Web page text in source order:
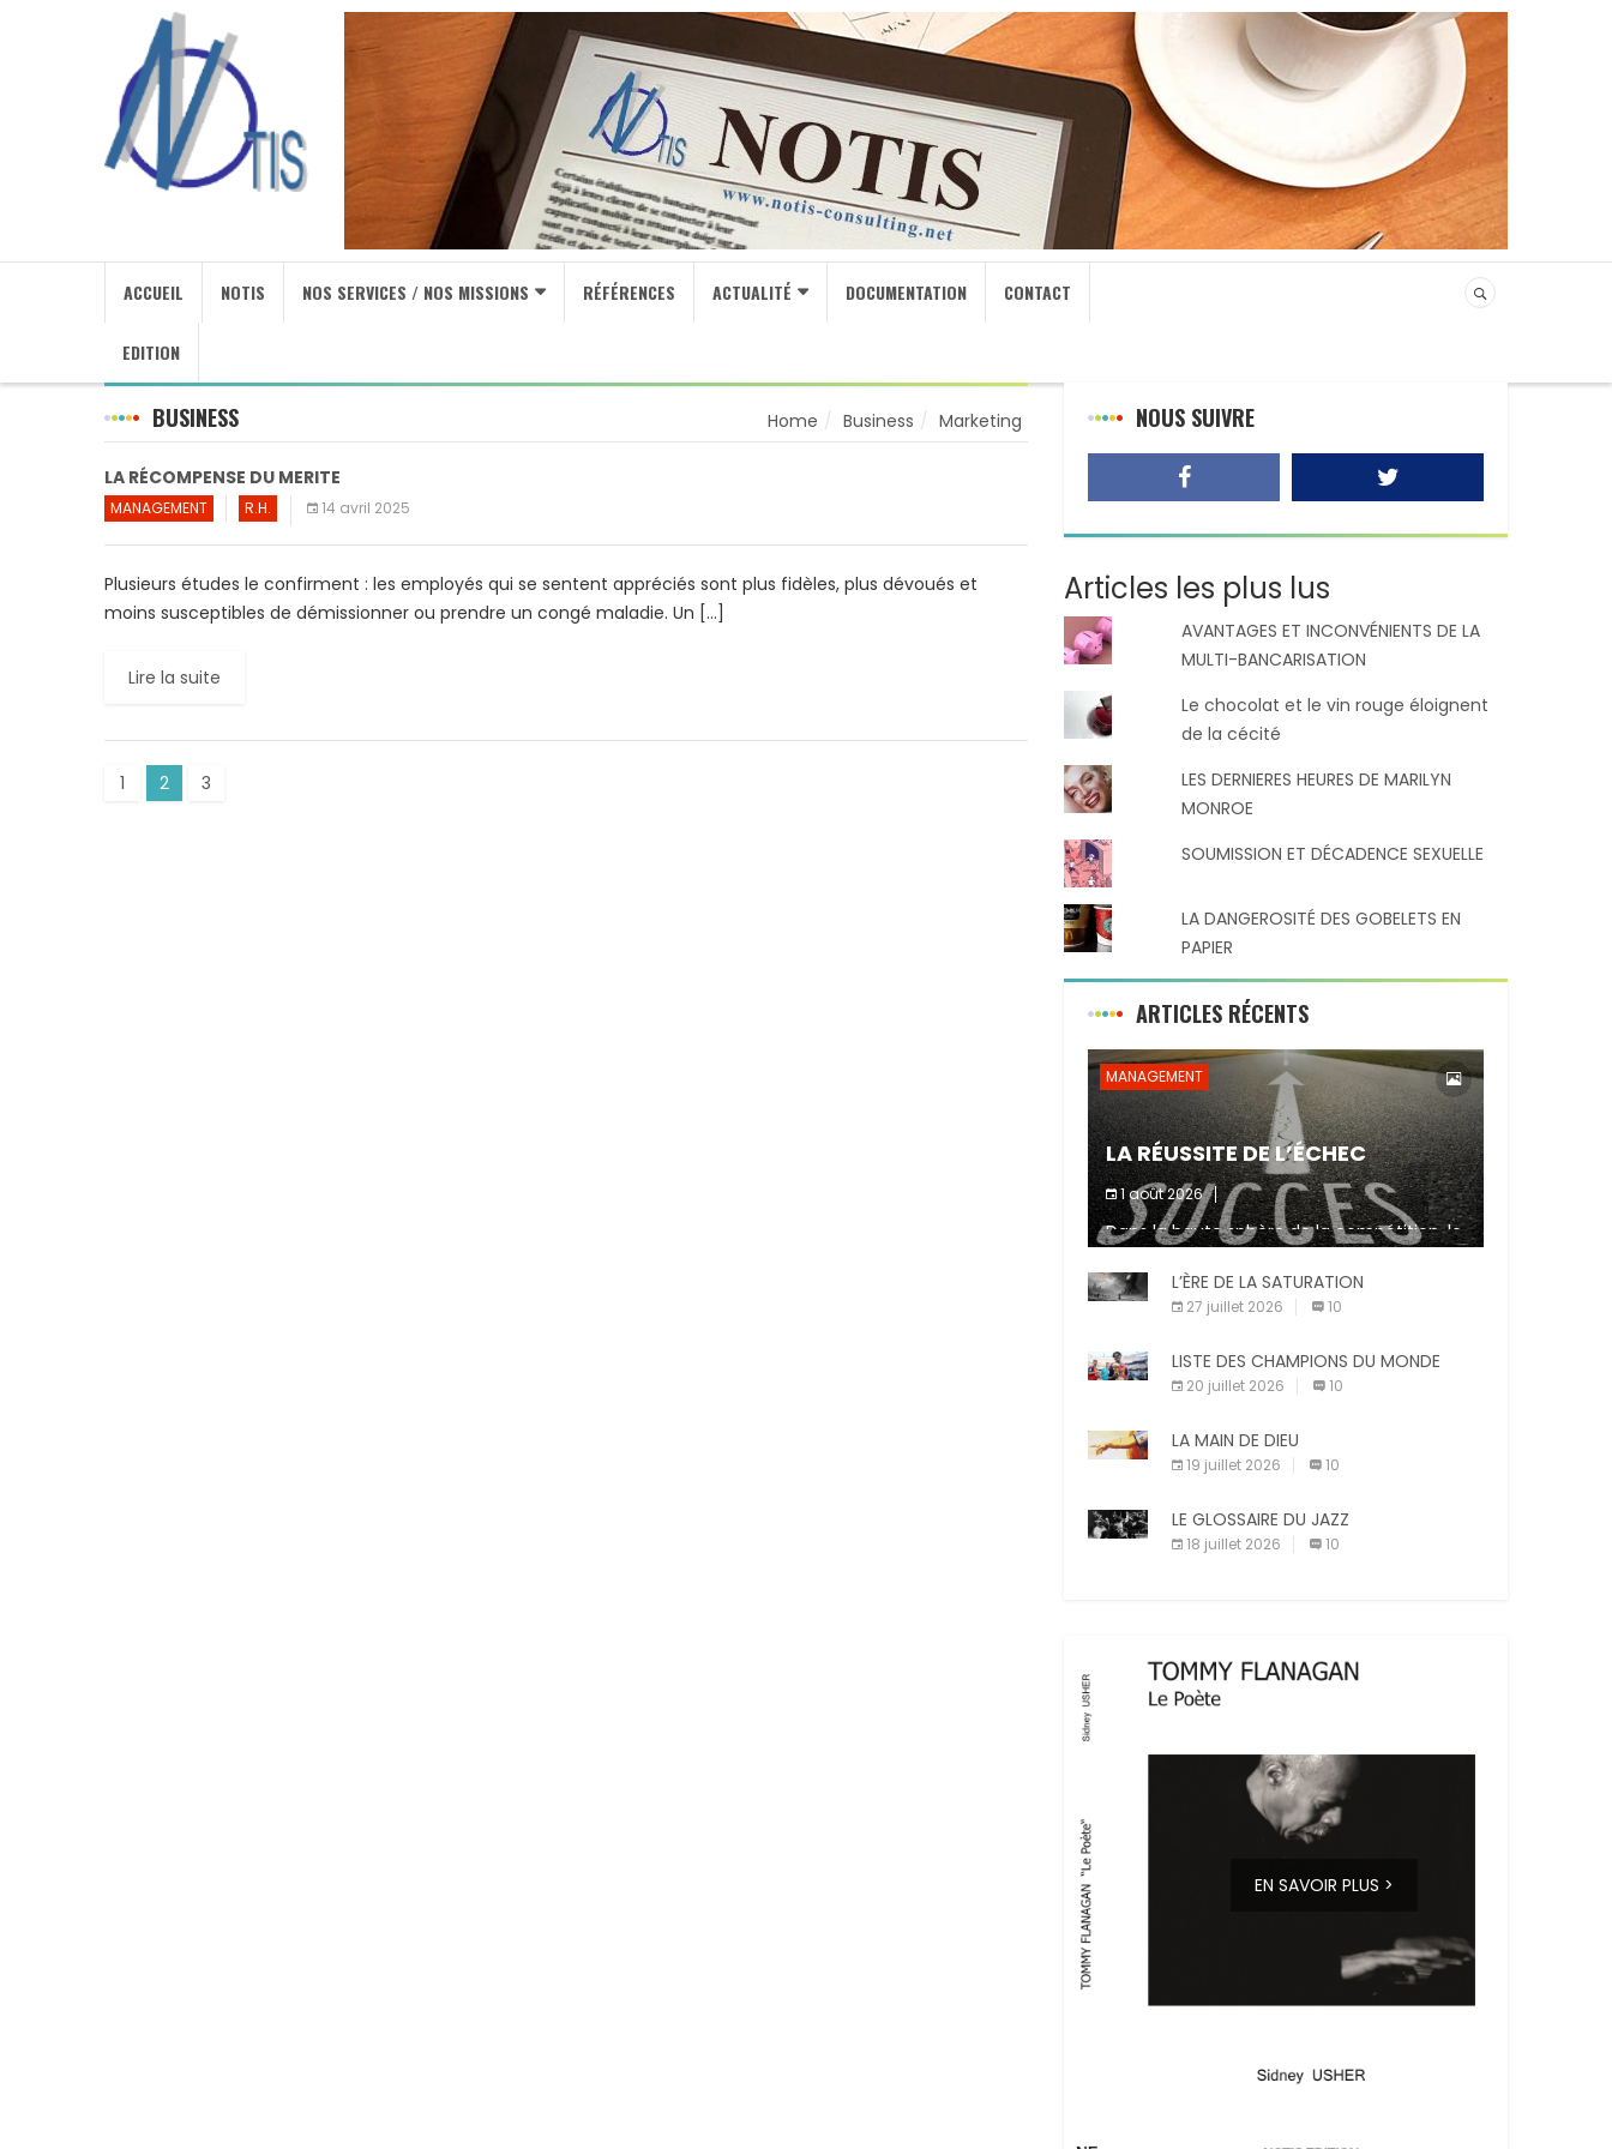
ACCUEIL NOTIS NOS SERVICES / NOS MISSIONS RÉFÉRENCES ACTUALITÉ DOCUMENTATION CONTACT
EDITION
BUSINESS Home Business Marketing
LA RÉCOMPENSE DU MERITE
MANAGEMENT R.H. 14 avril 2025
Plusieurs études le confirment : les employés qui se sentent appréciés sont plus fidèles, plus dévoués et
moins susceptibles de démissionner ou prendre un congé maladie. Un […]
Lire la suite
1 2 3
NOUS SUIVRE
Articles les plus lus
AVANTAGES ET INCONVÉNIENTS DE LA
MULTI-BANCARISATION
Le chocolat et le vin rouge éloignent
de la cécité
LES DERNIERES HEURES DE MARILYN
MONROE
SOUMISSION ET DÉCADENCE SEXUELLE
LA DANGEROSITÉ DES GOBELETS EN
PAPIER
ARTICLES RÉCENTS
MANAGEMENT
LA RÉUSSITE DE L’ÉCHEC
1 août 2026
Dans la haute sphère de la compétition, le
fait de ne pas atteindre un objectif est un
signe d’incompétence et une source de
sanctions diverses (avertissement, […]
L’ÈRE DE LA SATURATION
27 juillet 2026 10
LISTE DES CHAMPIONS DU MONDE
20 juillet 2026 10
LA MAIN DE DIEU
19 juillet 2026 10
LE GLOSSAIRE DU JAZZ
18 juillet 2026 10
EN SAVOIR PLUS >